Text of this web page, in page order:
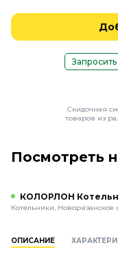
Скидочная
товаров из
Посмотреть
КОЛОРЛОН
Котельники, Новорязанское
ОПИСАНИЕ